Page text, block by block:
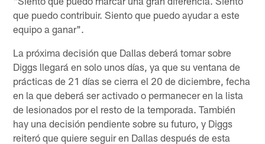
que puedo contribuir. Siento que puedo ayudar a este
equipo a ganar".
La próxima decisión que Dallas deberá tomar sobre
Diggs llegará en solo unos días, ya que su ventana de
prácticas de 21 días se cierra el 20 de diciembre, fecha
en la que deberá ser activado o permanecer en la lista
de lesionados por el resto de la temporada. También
hay una decisión pendiente sobre su futuro, y Diggs
reiteró que quiere seguir en Dallas después de esta